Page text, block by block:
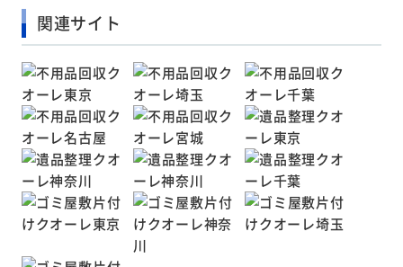
関連サイト